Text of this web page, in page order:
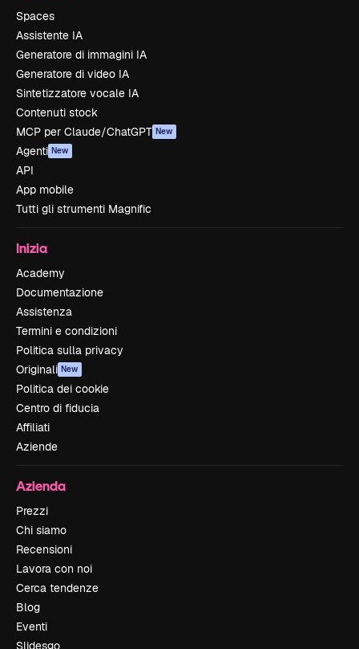
Spaces
Assistente IA
Generatore di immagini IA
Generatore di video IA
Sintetizzatore vocale IA
Contenuti stock
MCP per Claude/ChatGPT New
Agenti New
API
App mobile
Tutti gli strumenti Magnific
Inizia
Academy
Documentazione
Assistenza
Termini e condizioni
Politica sulla privacy
Originali New
Politica dei cookie
Centro di fiducia
Affiliati
Aziende
Azienda
Prezzi
Chi siamo
Recensioni
Lavora con noi
Cerca tendenze
Blog
Eventi
Slidesgo